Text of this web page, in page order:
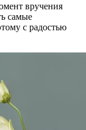
вручения
самые
с радостью